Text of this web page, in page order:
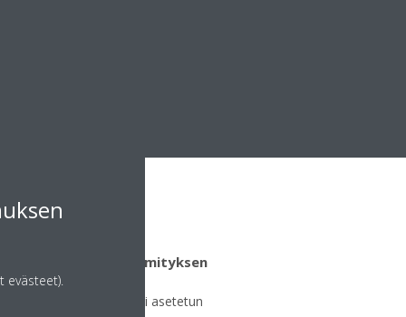
jäähdytyksen ja lämmityksen
automaattisesti asetetun
evästeet).